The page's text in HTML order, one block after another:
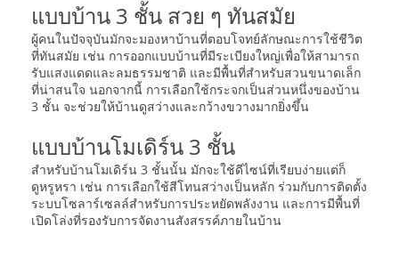
แบบบ้าน 3 ชั้น สวย ๆ ทันสมัย
ผู้คนในปัจจุบันมักจะมองหาบ้านที่ตอบโจทย์ลักษณะการใช้ชีวิต
ที่ทันสมัย เช่น การออกแบบบ้านที่มีระเบียงใหญ่เพื่อให้สามารถ
รับแสงแดดและลมธรรมชาติ และมีพื้นที่สำหรับสวนขนาดเล็ก
ที่น่าสนใจ นอกจากนี้ การเลือกใช้กระจกเป็นส่วนหนึ่งของบ้าน
3 ชั้น จะช่วยให้บ้านดูสว่างและกว้างขวางมากยิ่งขึ้น
แบบบ้านโมเดิร์น 3 ชั้น
สำหรับบ้านโมเดิร์น 3 ชั้นนั้น มักจะใช้ดีไซน์ที่เรียบง่ายแต่ก็
ดูหรูหรา เช่น การเลือกใช้สีโทนสว่างเป็นหลัก ร่วมกับการติดตั้ง
ระบบโซลาร์เซลล์สำหรับการประหยัดพลังงาน และการมีพื้นที่
เปิดโล่งที่รองรับการจัดงานสังสรรค์ภายในบ้าน